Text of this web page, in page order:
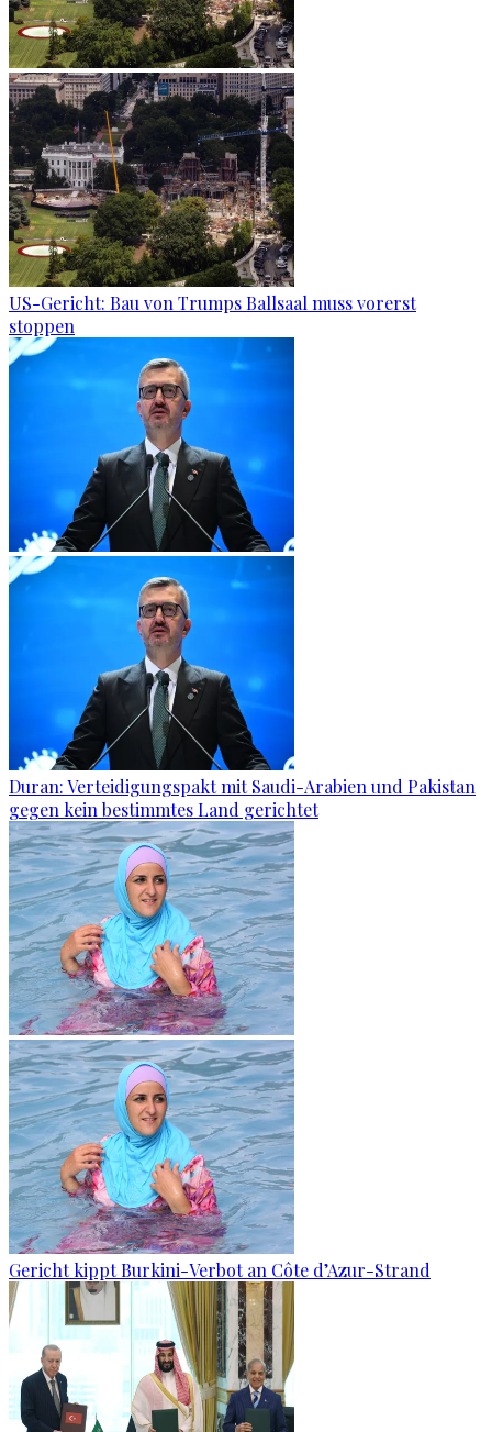
US-Gericht: Bau von Trumps Ballsaal muss vorerst
stoppen
Duran: Verteidigungspakt mit Saudi-Arabien und Pakistan
gegen kein bestimmtes Land gerichtet
Gericht kippt Burkini-Verbot an Côte d’Azur-Strand